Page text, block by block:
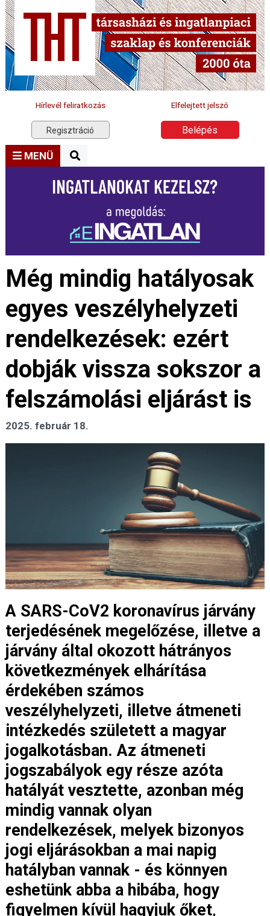
Hírlevél feliratkozás Elfelejtett jelszó
Regisztráció Belépés
MENÜ
Még mindig hatályosak
egyes veszélyhelyzeti
rendelkezések: ezért
dobják vissza sokszor a
felszámolási eljárást is
2025. február 18.
A SARS-CoV2 koronavírus járvány
terjedésének megelőzése, illetve a
járvány által okozott hátrányos
következmények elhárítása
érdekében számos
veszélyhelyzeti, illetve átmeneti
intézkedés született a magyar
jogalkotásban. Az átmeneti
jogszabályok egy része azóta
hatályát vesztette, azonban még
mindig vannak olyan
rendelkezések, melyek bizonyos
jogi eljárásokban a mai napig
hatályban vannak - és könnyen
eshetünk abba a hibába, hogy
figyelmen kívül hagyjuk őket,